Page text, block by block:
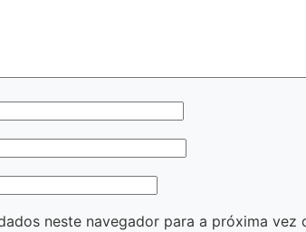
neste navegador para a próxima vez